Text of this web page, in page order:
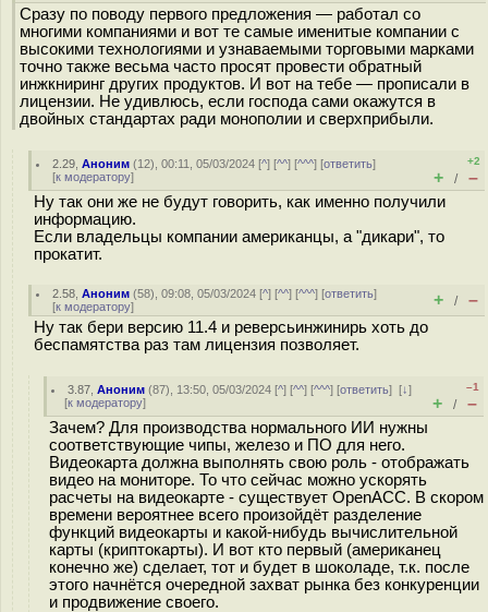
Сразу по поводу первого предложения — работал со
многими компаниями и вот те самые именитые компании с
высокими технологиями и узнаваемыми торговыми марками
точно также весьма часто просят провести обратный
инжкниринг других продуктов. И вот на тебе — прописали в
лицензии. Не удивлюсь, если господа сами окажутся в
двойных стандартах ради монополии и сверхприбыли.
2.29 ,Аноним (12), 00:11, 05/03/2024 [^] [^^] [^^^] [ответить]
[к модератору]
+2
+ / –
Ну так они же не будут говорить, как именно получили
информацию.
Если владельцы компании американцы, а "дикари", то
прокатит.
2.58 ,Аноним (58), 09:08, 05/03/2024 [^] [^^] [^^^] [ответить]
[к модератору] + / –
Ну так бери версию 11.4 и реверсьинжинирь хоть до
беспамятства раз там лицензия позволяет.
3.87 ,Аноним (87), 13:50, 05/03/2024 [^] [^^] [^^^] [ответить][↓]
[к модератору]
–1
+ / –
Зачем? Для производства нормального ИИ нужны
соответствующие чипы, железо и ПО для него.
Видеокарта должна выполнять свою роль - отображать
видео на мониторе. То что сейчас можно ускорять
расчеты на видеокарте - существует OpenACC. В скором
времени вероятнее всего произойдёт разделение
функций видеокарты и какой-нибудь вычислительной
карты (криптокарты). И вот кто первый (американец
конечно же) сделает, тот и будет в шоколаде, т.к. после
этого начнётся очередной захват рынка без конкуренции
и продвижение своего.